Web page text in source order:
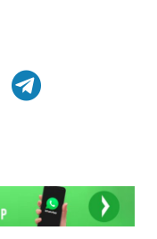
por el puente de Sumalao
Bertie Benegas